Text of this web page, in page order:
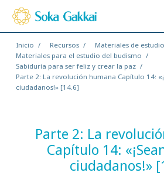
Inicio Recursos
Materiales de estudio
Materiales para el estudio del budismo
Sabiduría para ser feliz y crear la paz
Parte 2: La revolución humana Capítulo 14:
ciudadanos!» [14.6]
Parte 2: La
Capítulo 14:
ciudadanos!»